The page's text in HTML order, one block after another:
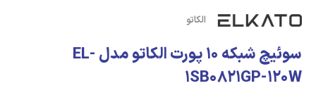
الکاتو
سوئیچ شبکه 10 پورت الکاتو مدل EL-
1SB0821GP-120W